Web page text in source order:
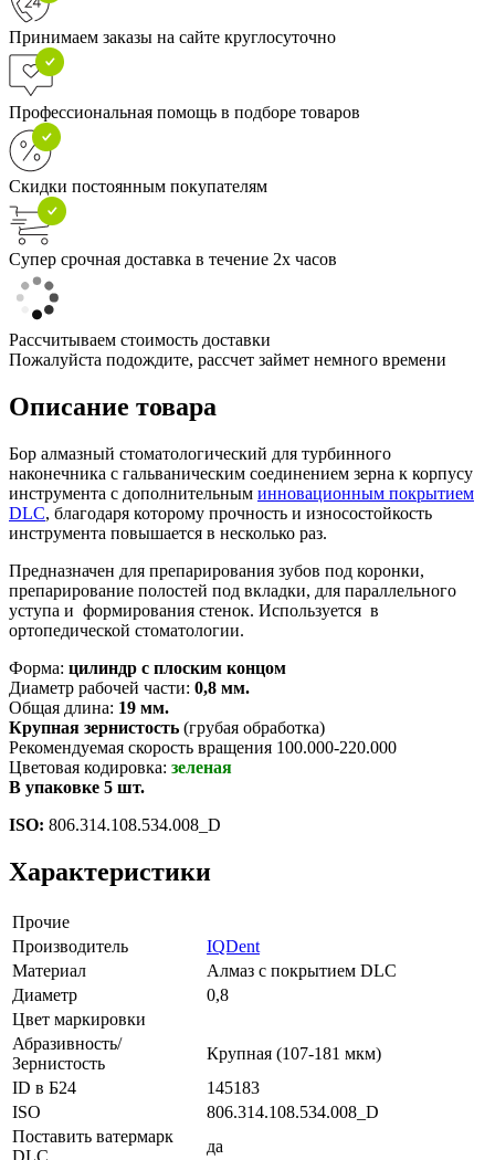
Принимаем заказы на сайте круглосуточно
Профессиональная помощь в подборе товаров
Скидки постоянным покупателям
Супер срочная доставка в течение 2х часов
Рассчитываем стоимость доставки
Пожалуйста подождите, рассчет займет немного времени
Описание товара
Бор алмазный стоматологический для турбинного
наконечника с гальваническим соединением зерна к корпусу
инструмента с дополнительным инновационным покрытием
DLC, благодаря которому прочность и износостойкость
инструмента повышается в несколько раз.
Предназначен для препарирования зубов под коронки,
препарирование полостей под вкладки, для параллельного
уступа и формирования стенок. Используется в
ортопедической стоматологии.
Форма: цилиндр с плоским концом
Диаметр рабочей части: 0,8 мм.
Общая длина: 19 мм.
Крупная зернистость (грубая обработка)
Рекомендуемая скорость вращения 100.000-220.000
Цветовая кодировка: зеленая
В упаковке 5 шт.
ISO: 806.314.108.534.008_D
Характеристики
Прочие
Производитель
IQDent
Материал
Алмаз с покрытием DLC
Диаметр
0,8
Цвет маркировки
Абразивность/
Зернистость
Крупная (107-181 мкм)
ID в Б24
145183
ISO
806.314.108.534.008_D
Поставить ватермарк
DLC
да